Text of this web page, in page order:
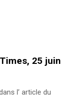
25 juin
l’ article du